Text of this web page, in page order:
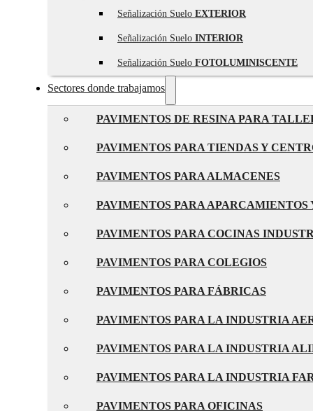
Señalización Suelo EXTERIOR
Señalización Suelo INTERIOR
Señalización Suelo FOTOLUMINISCENTE
Sectores donde trabajamos
PAVIMENTOS DE RESINA PARA
PAVIMENTOS PARA TIENDAS Y
PAVIMENTOS PARA ALMACENES
PAVIMENTOS PARA APARCAMIENTOS
PAVIMENTOS PARA COCINAS
PAVIMENTOS PARA COLEGIOS
PAVIMENTOS PARA FÁBRICAS
PAVIMENTOS PARA LA INDUSTRIA
PAVIMENTOS PARA LA INDUSTRIA
PAVIMENTOS PARA LA INDUSTRIA
PAVIMENTOS PARA OFICINAS